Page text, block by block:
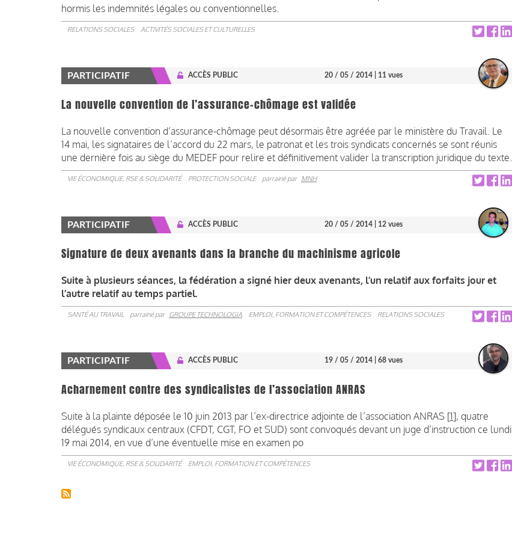
hormis les indemnités légales ou conventionnelles.
RELATIONS SOCIALES ACTIVITÉS SOCIALES ET CULTURELLES
PARTICIPATIF ACCÈS PUBLIC 20 / 05 / 2014 | 11 vues
La nouvelle convention de l’assurance-chômage est validée
La nouvelle convention d’assurance-chômage peut désormais être agréée par le ministère du Travail. Le
14 mai, les signataires de l’accord du 22 mars, le patronat et les trois syndicats concernés se sont réunis
une dernière fois au siège du MEDEF pour relire et définitivement valider la transcription juridique du texte.
VIE ÉCONOMIQUE, RSE & SOLIDARITÉ PROTECTION SOCIALE parrainé par MNH
PARTICIPATIF ACCÈS PUBLIC 20 / 05 / 2014 | 12 vues
Signature de deux avenants dans la branche du machinisme agricole
Suite à plusieurs séances, la fédération a signé hier deux avenants, l’un relatif aux forfaits jour et
l’autre relatif au temps partiel.
SANTÉ AU TRAVAIL parrainé par GROUPE TECHNOLOGIA EMPLOI, FORMATION ET COMPÉTENCES RELATIONS SOCIALES
PARTICIPATIF ACCÈS PUBLIC 19 / 05 / 2014 | 68 vues
Acharnement contre des syndicalistes de l’association ANRAS
Suite à la plainte déposée le 10 juin 2013 par l’ex-directrice adjointe de l’association ANRAS [1], quatre
délégués syndicaux centraux (CFDT, CGT, FO et SUD) sont convoqués devant un juge d’instruction ce lundi
19 mai 2014, en vue d’une éventuelle mise en examen po
VIE ÉCONOMIQUE, RSE & SOLIDARITÉ EMPLOI, FORMATION ET COMPÉTENCES